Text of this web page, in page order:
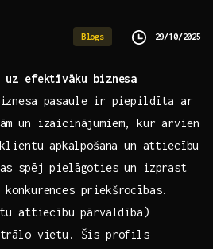
Blogs 29/10/2025
uz efektīvāku biznesa
pasaule⁤ ir piepildīta ‌ar
un​ izaicinājumiem,⁣ kur arvien
apkalpošana un attiecību
spēj pielāgoties un izprast
priekšrocības.
attiecību pārvaldība)
‍vietu. Šis profils